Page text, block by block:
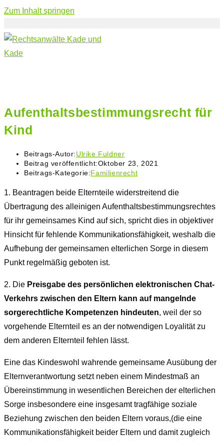
Zum Inhalt springen
Aufenthaltsbestimmungsrecht für
Kind
Beitrags-Autor:Ulrike Fuldner
Beitrag veröffentlicht:Oktober 23, 2021
Beitrags-Kategorie:Familienrecht
1. Beantragen beide Elternteile widerstreitend die
Übertragung des alleinigen Aufenthaltsbestimmungsrechtes
für ihr gemeinsames Kind auf sich, spricht dies in objektiver
Hinsicht für fehlende Kommunikationsfähigkeit, weshalb die
Aufhebung der gemeinsamen elterlichen Sorge in diesem
Punkt regelmäßig geboten ist.
2. Die Preisgabe des persönlichen elektronischen Chat-
Verkehrs zwischen den Eltern kann auf mangelnde
sorgerechtliche Kompetenzen hindeuten, weil der so
vorgehende Elternteil es an der notwendigen Loyalität zu
dem anderen Elternteil fehlen lässt.
Eine das Kindeswohl wahrende gemeinsame Ausübung der
Elternverantwortung setzt neben einem Mindestmaß an
Übereinstimmung in wesentlichen Bereichen der elterlichen
Sorge insbesondere eine insgesamt tragfähige soziale
Beziehung zwischen den beiden Eltern voraus,(die eine
Kommunikationsfähigkeit beider Eltern und damit zugleich